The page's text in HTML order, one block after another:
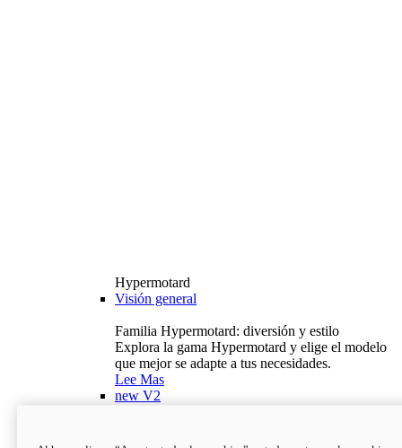
Hypermotard
Visión general
Familia Hypermotard: diversión y estilo
Explora la gama Hypermotard y elige el modelo
que mejor se adapte a tus necesidades.
Lee Mas
new V2
120,4 hp
Potencia